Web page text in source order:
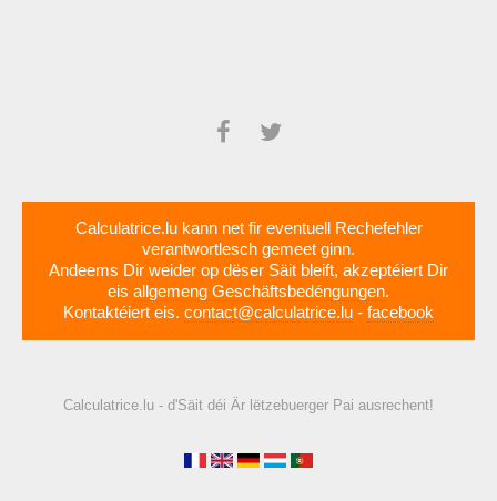
Calculatrice.lu kann net fir eventuell Rechefehler
verantwortlesch gemeet ginn.
Andeems Dir weider op dëser Säit bleift, akzeptéiert Dir
eis allgemeng Geschäftsbedéngungen.
Kontaktéiert eis. contact@calculatrice.lu - facebook
Calculatrice.lu - d'Säit déi Är lëtzebuerger Pai ausrechent!